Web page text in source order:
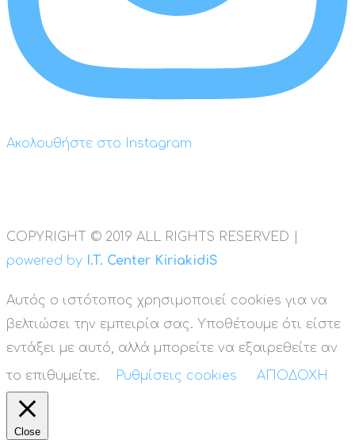
Ακολουθήστε στο Instagram
COPYRIGHT © 2019 ALL RIGHTS RESERVED |
powered by I.T. Center KiriakidiS
Αυτός ο ιστότοπος χρησιμοποιεί cookies για να
βελτιώσει την εμπειρία σας. Υποθέτουμε ότι είστε
εντάξει με αυτό, αλλά μπορείτε να εξαιρεθείτε αν
το επιθυμείτε.
Ρυθμίσεις cookies ΑΠΟΔΟΧΗ
Close